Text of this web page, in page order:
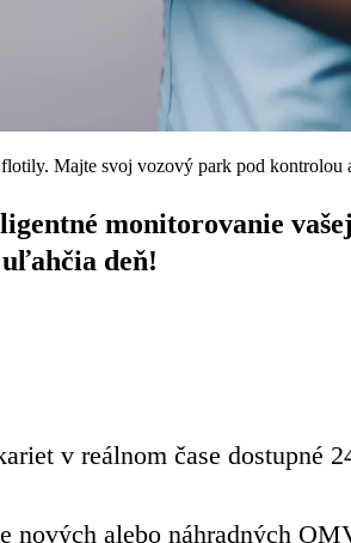
Majte svoj vozový park pod kontrolou
monitorovanie
deň!
v reálnom čase dostupné
nových alebo náhradných